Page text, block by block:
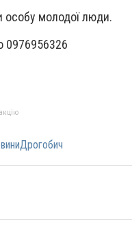
особу молодої люди.
0976956326